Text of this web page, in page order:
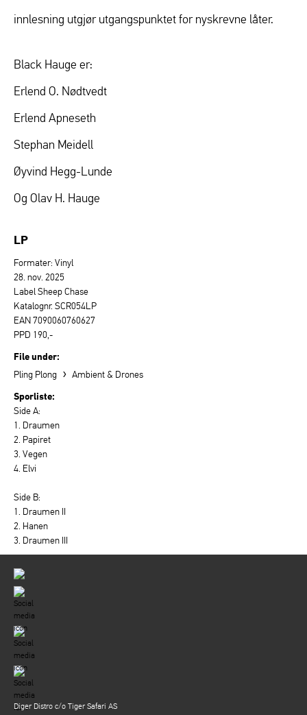
innlesning utgjør utgangspunktet for nyskrevne låter.
Black Hauge er:
Erlend O. Nødtvedt
Erlend Apneseth
Stephan Meidell
Øyvind Hegg-Lunde
Og Olav H. Hauge
LP
Formater: Vinyl
28. nov. 2025
Label Sheep Chase
Katalognr. SCR054LP
EAN 7090060760627
PPD 190,-
File under:
Pling Plong › Ambient & Drones
Sporliste:
Side A:
1. Draumen
2. Papiret
3. Vegen
4. Elvi
Side B:
1. Draumen II
2. Hanen
3. Draumen III
Diger Distro c/o Tiger Safari AS